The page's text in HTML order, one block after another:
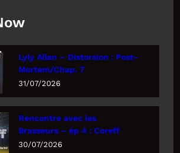
Lyly Allan – Distorsion : Post-
Mortem/Chap. 7
31/07/2026
Rencontre avec les
Brasseurs – ép 4 : Coreff
30/07/2026